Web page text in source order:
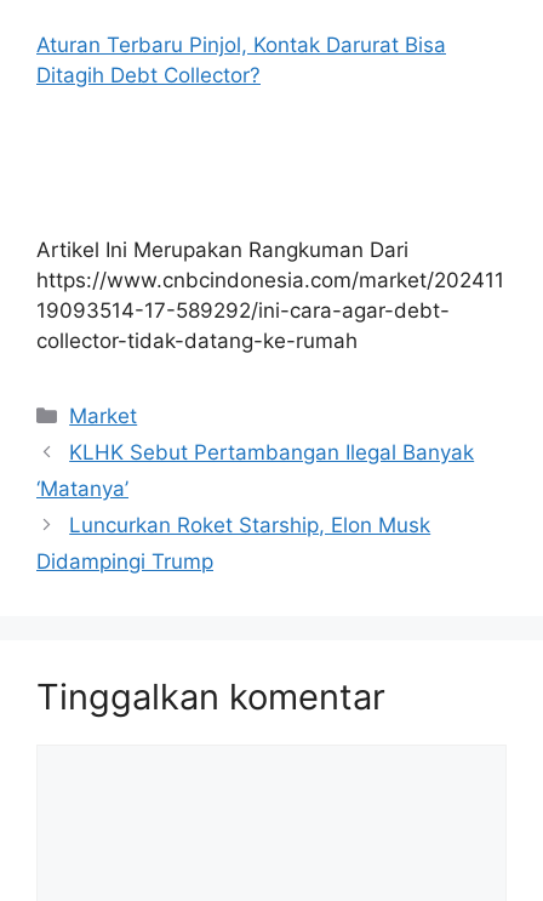
Aturan Terbaru Pinjol, Kontak Darurat Bisa
Ditagih Debt Collector?
Artikel Ini Merupakan Rangkuman Dari
https://www.cnbcindonesia.com/market/202411
19093514-17-589292/ini-cara-agar-debt-
collector-tidak-datang-ke-rumah
Kategori
Market
KLHK Sebut Pertambangan Ilegal Banyak
‘Matanya’
Luncurkan Roket Starship, Elon Musk
Didampingi Trump
Tinggalkan komentar